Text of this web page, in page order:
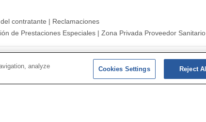
contratante | Reclamaciones
de Prestaciones Especiales | Zona Privada Proveedor Sanitario
Política de Protección de Datos | Politica de cookies
analyze
Cookies Settings Reject All